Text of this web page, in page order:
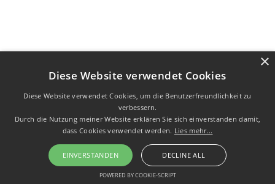
Diese Website verwendet Cookies
Diese Website verwendet Cookies, um die Benutzerfreundlichkeit zu
verbessern.
Durch die Nutzung meiner Website erklären Sie sich einverstanden damit,
dass Cookies verwendet werden. Lies mehr...
EINVERSTANDEN DECLINE ALL
POWERED BY COOKIE-SCRIPT
×